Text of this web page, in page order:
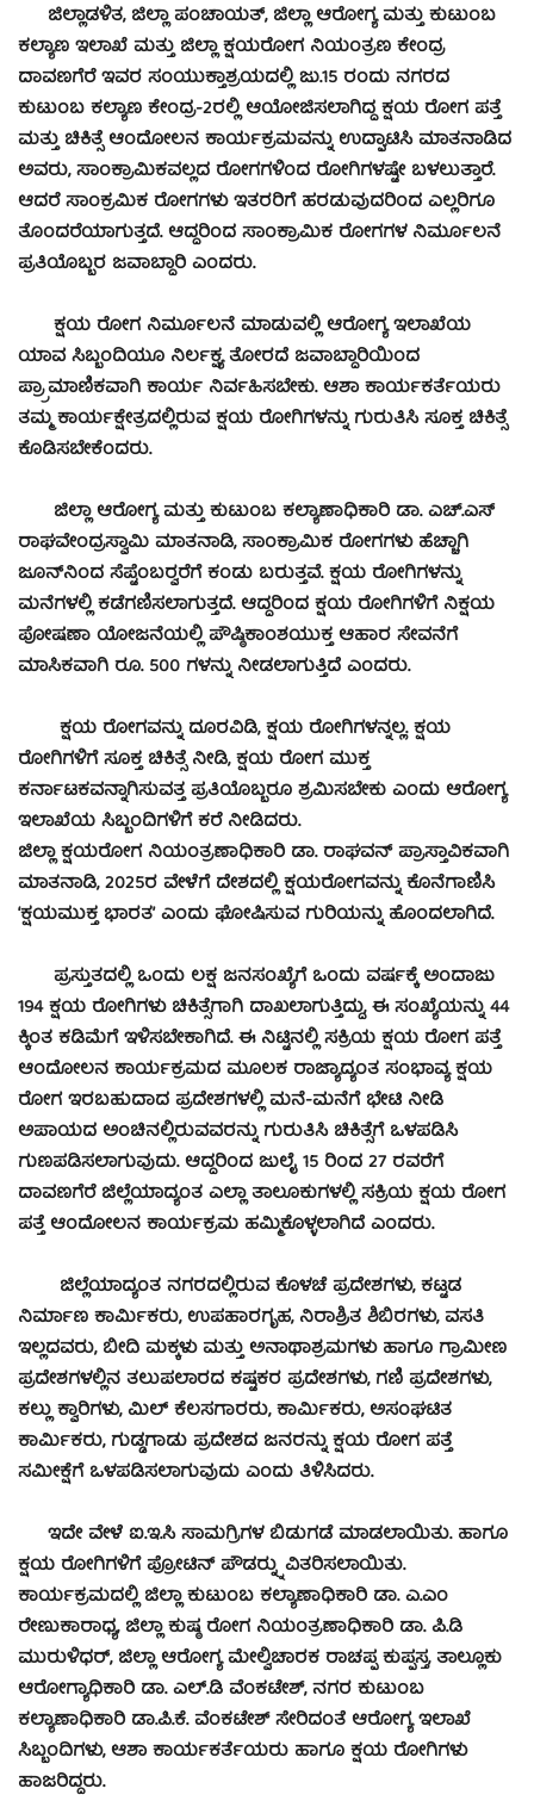
ಜಿಲ್ಲಾಡಳಿತ, ಜಿಲ್ಲಾ ಪಂಚಾಯತ್, ಜಿಲ್ಲಾ ಆರೋಗ್ಯ ಮತ್ತು ಕುಟುಂಬ
ಕಲ್ಯಾಣ ಇಲಾಖೆ ಮತ್ತು ಜಿಲ್ಲಾ ಕ್ಷಯರೋಗ ನಿಯಂತ್ರಣ ಕೇಂದ್ರ
ದಾವಣಗೆರೆ ಇವರ ಸಂಯುಕ್ತಾಶ್ರಯದಲ್ಲಿ ಜು.15 ರಂದು ನಗರದ
ಕುಟುಂಬ ಕಲ್ಯಾಣ ಕೇಂದ್ರ-2ರಲ್ಲಿ ಆಯೋಜಿಸಲಾಗಿದ್ದ ಕ್ಷಯ ರೋಗ ಪತ್ತೆ
ಮತ್ತು ಚಿಕಿತ್ಸೆ ಆಂದೋಲನ ಕಾರ್ಯಕ್ರಮವನ್ನು ಉದ್ಘಾಟಿಸಿ ಮಾತನಾಡಿದ
ಅವರು, ಸಾಂಕ್ರಾಮಿಕವಲ್ಲದ ರೋಗಗಳಿಂದ ರೋಗಿಗಳಷ್ಟೇ ಬಳಲುತ್ತಾರೆ.
ಆದರೆ ಸಾಂಕ್ರಮಿಕ ರೋಗಗಳು ಇತರರಿಗೆ ಹರಡುವುದರಿಂದ ಎಲ್ಲರಿಗೂ
ತೊಂದರೆಯಾಗುತ್ತದೆ. ಆದ್ದರಿಂದ ಸಾಂಕ್ರಾಮಿಕ ರೋಗಗಳ ನಿರ್ಮೂಲನೆ
ಪ್ರತಿಯೊಬ್ಬರ ಜವಾಬ್ದಾರಿ ಎಂದರು.
ಕ್ಷಯ ರೋಗ ನಿರ್ಮೂಲನೆ ಮಾಡುವಲ್ಲಿ ಆರೋಗ್ಯ ಇಲಾಖೆಯ
ಯಾವ ಸಿಬ್ಬಂದಿಯೂ ನಿರ್ಲಕ್ಷ್ಯ ತೋರದೆ ಜವಾಬ್ದಾರಿಯಿಂದ
ಪ್ರ್ರಾಮಾಣಿಕವಾಗಿ ಕಾರ್ಯ ನಿರ್ವಹಿಸಬೇಕು. ಆಶಾ ಕಾರ್ಯಕರ್ತೆಯರು
ತಮ್ಮ ಕಾರ್ಯಕ್ಷೇತ್ರದಲ್ಲಿರುವ ಕ್ಷಯ ರೋಗಿಗಳನ್ನು ಗುರುತಿಸಿ ಸೂಕ್ತ ಚಿಕಿತ್ಸೆ
ಕೊಡಿಸಬೇಕೆಂದರು.
ಜಿಲ್ಲಾ ಆರೋಗ್ಯ ಮತ್ತು ಕುಟುಂಬ ಕಲ್ಯಾಣಾಧಿಕಾರಿ ಡಾ. ಎಚ್.ಎಸ್
ರಾಘವೇಂದ್ರಸ್ವಾಮಿ ಮಾತನಾಡಿ, ಸಾಂಕ್ರಾಮಿಕ ರೋಗಗಳು ಹೆಚ್ಚಾಗಿ
ಜೂನ್‍ನಿಂದ ಸೆಪ್ಟೆಂಬರ್‍ವರೆಗೆ ಕಂಡು ಬರುತ್ತವೆ. ಕ್ಷಯ ರೋಗಿಗಳನ್ನು
ಮನೆಗಳಲ್ಲಿ ಕಡೆಗಣಿಸಲಾಗುತ್ತದೆ. ಆದ್ದರಿಂದ ಕ್ಷಯ ರೋಗಿಗಳಿಗೆ ನಿಕ್ಷಯ
ಪೋಷಣಾ ಯೋಜನೆಯಲ್ಲಿ ಪೌಷ್ಠಿಕಾಂಶಯುಕ್ತ ಆಹಾರ ಸೇವನೆಗೆ
ಮಾಸಿಕವಾಗಿ ರೂ. 500 ಗಳನ್ನು ನೀಡಲಾಗುತ್ತಿದೆ ಎಂದರು.
ಕ್ಷಯ ರೋಗವನ್ನು ದೂರವಿಡಿ, ಕ್ಷಯ ರೋಗಿಗಳನ್ನಲ್ಲ. ಕ್ಷಯ
ರೋಗಿಗಳಿಗೆ ಸೂಕ್ತ ಚಿಕಿತ್ಸೆ ನೀಡಿ, ಕ್ಷಯ ರೋಗ ಮುಕ್ತ
ಕರ್ನಾಟಕವನ್ನಾಗಿಸುವತ್ತ ಪ್ರತಿಯೊಬ್ಬರೂ ಶ್ರಮಿಸಬೇಕು ಎಂದು ಆರೋಗ್ಯ
ಇಲಾಖೆಯ ಸಿಬ್ಬಂದಿಗಳಿಗೆ ಕರೆ ನೀಡಿದರು.
ಜಿಲ್ಲಾ ಕ್ಷಯರೋಗ ನಿಯಂತ್ರಣಾಧಿಕಾರಿ ಡಾ. ರಾಘವನ್ ಪ್ರಾಸ್ತಾವಿಕವಾಗಿ
ಮಾತನಾಡಿ, 2025ರ ವೇಳೆಗೆ ದೇಶದಲ್ಲಿ ಕ್ಷಯರೋಗವನ್ನು ಕೊನೆಗಾಣಿಸಿ
‘ಕ್ಷಯಮುಕ್ತ ಭಾರತ’ ಎಂದು ಘೋಷಿಸುವ ಗುರಿಯನ್ನು ಹೊಂದಲಾಗಿದೆ.
ಪ್ರಸ್ತುತದಲ್ಲಿ ಒಂದು ಲಕ್ಷ ಜನಸಂಖ್ಯೆಗೆ ಒಂದು ವರ್ಷಕ್ಕೆ ಅಂದಾಜು
194 ಕ್ಷಯ ರೋಗಿಗಳು ಚಿಕಿತ್ಸೆಗಾಗಿ ದಾಖಲಾಗುತ್ತಿದ್ದು, ಈ ಸಂಖ್ಯೆಯನ್ನು 44
ಕ್ಕಿಂತ ಕಡಿಮೆಗೆ ಇಳಿಸಬೇಕಾಗಿದೆ. ಈ ನಿಟ್ಟಿನಲ್ಲಿ ಸಕ್ರಿಯ ಕ್ಷಯ ರೋಗ ಪತ್ತೆ
ಆಂದೋಲನ ಕಾರ್ಯಕ್ರಮದ ಮೂಲಕ ರಾಜ್ಯಾದ್ಯಂತ ಸಂಭಾವ್ಯ ಕ್ಷಯ
ರೋಗ ಇರಬಹುದಾದ ಪ್ರದೇಶಗಳಲ್ಲಿ ಮನೆ-ಮನೆಗೆ ಭೇಟಿ ನೀಡಿ
ಅಪಾಯದ ಅಂಚಿನಲ್ಲಿರುವವರನ್ನು ಗುರುತಿಸಿ ಚಿಕಿತ್ಸೆಗೆ ಒಳಪಡಿಸಿ
ಗುಣಪಡಿಸಲಾಗುವುದು. ಆದ್ದರಿಂದ ಜುಲೈ 15 ರಿಂದ 27 ರವರೆಗೆ
ದಾವಣಗೆರೆ ಜಿಲ್ಲೆಯಾದ್ಯಂತ ಎಲ್ಲಾ ತಾಲೂಕುಗಳಲ್ಲಿ ಸಕ್ರಿಯ ಕ್ಷಯ ರೋಗ
ಪತ್ತೆ ಆಂದೋಲನ ಕಾರ್ಯಕ್ರಮ ಹಮ್ಮಿಕೊಳ್ಳಲಾಗಿದೆ ಎಂದರು.
ಜಿಲ್ಲೆಯಾದ್ಯಂತ ನಗರದಲ್ಲಿರುವ ಕೊಳಚೆ ಪ್ರದೇಶಗಳು, ಕಟ್ಟಡ
ನಿರ್ಮಾಣ ಕಾರ್ಮಿಕರು, ಉಪಹಾರಗೃಹ, ನಿರಾಶ್ರಿತ ಶಿಬಿರಗಳು, ವಸತಿ
ಇಲ್ಲದವರು, ಬೀದಿ ಮಕ್ಕಳು ಮತ್ತು ಅನಾಥಾಶ್ರಮಗಳು ಹಾಗೂ ಗ್ರಾಮೀಣ
ಪ್ರದೇಶಗಳಲ್ಲಿನ ತಲುಪಲಾರದ ಕಷ್ಟಕರ ಪ್ರದೇಶಗಳು, ಗಣಿ ಪ್ರದೇಶಗಳು,
ಕಲ್ಲು ಕ್ವಾರಿಗಳು, ಮಿಲ್ ಕೆಲಸಗಾರರು, ಕಾರ್ಮಿಕರು, ಅಸಂಘಟಿತ
ಕಾರ್ಮಿಕರು, ಗುಡ್ಡಗಾಡು ಪ್ರದೇಶದ ಜನರನ್ನು ಕ್ಷಯ ರೋಗ ಪತ್ತೆ
ಸಮೀಕ್ಷೆಗೆ ಒಳಪಡಿಸಲಾಗುವುದು ಎಂದು ತಿಳಿಸಿದರು.
ಇದೇ ವೇಳೆ ಐ.ಇ.ಸಿ ಸಾಮಗ್ರಿಗಳ ಬಿಡುಗಡೆ ಮಾಡಲಾಯಿತು. ಹಾಗೂ
ಕ್ಷಯ ರೋಗಿಗಳಿಗೆ ಪ್ರೋಟಿನ್ ಪೌಡರ್‍ನ್ನು ವಿತರಿಸಲಾಯಿತು.
ಕಾರ್ಯಕ್ರಮದಲ್ಲಿ ಜಿಲ್ಲಾ ಕುಟುಂಬ ಕಲ್ಯಾಣಾಧಿಕಾರಿ ಡಾ. ಎ.ಎಂ
ರೇಣುಕಾರಾಧ್ಯ, ಜಿಲ್ಲಾ ಕುಷ್ಠ ರೋಗ ನಿಯಂತ್ರಣಾಧಿಕಾರಿ ಡಾ. ಪಿ.ಡಿ
ಮುರುಳಿಧರ್, ಜಿಲ್ಲಾ ಆರೋಗ್ಯ ಮೇಲ್ವಿಚಾರಕ ರಾಚಪ್ಪ ಕುಪ್ಪಸ್ತ, ತಾಲ್ಲೂಕು
ಆರೋಗ್ಯಾಧಿಕಾರಿ ಡಾ. ಎಲ್.ಡಿ ವೆಂಕಟೇಶ್, ನಗರ ಕುಟುಂಬ
ಕಲ್ಯಾಣಾಧಿಕಾರಿ ಡಾ.ಪಿ.ಕೆ. ವೆಂಕಟೇಶ್ ಸೇರಿದಂತೆ ಆರೋಗ್ಯ ಇಲಾಖೆ
ಸಿಬ್ಬಂದಿಗಳು, ಆಶಾ ಕಾರ್ಯಕರ್ತೆಯರು ಹಾಗೂ ಕ್ಷಯ ರೋಗಿಗಳು
ಹಾಜರಿದ್ದರು.